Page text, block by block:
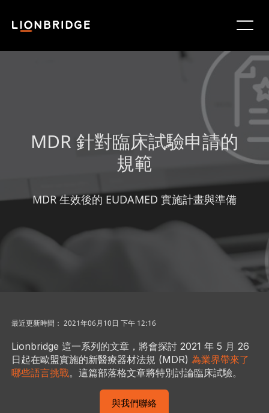
MDR 針對臨床試驗申請的
規範
MDR 生效後的 EUDAMED 實施計畫與準備
最近更新時間： 2021年06月10日 下午 12:16
Lionbridge 這一系列的文章，將會探討 2021 年 5 月 26
日起在歐盟實施的新醫療器材法規 (MDR) 為業界帶來了
哪些語言挑戰。這篇部落格文章將特別討論臨床試驗。
與我們聯絡